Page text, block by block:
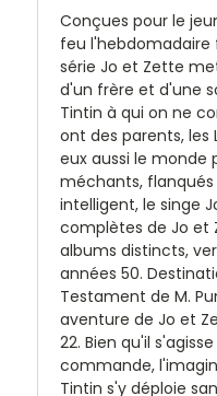
Conçues pour le
feu l'hebdomadaire
série Jo et Zette
d'un frère et d'une
Tintin à qui on ne
ont des parents, les
eux aussi le monde
méchants,
intelligent, le singe
complètes de Jo et
albums distincts,
années 50.
Testament de M.
aventure de Jo et
22. Bien qu'il
commande,
Tintin s'y déploie